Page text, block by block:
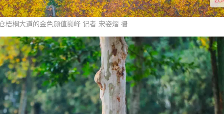
梧桐大道的金色颜值巅峰 记者 宋姿熠 摄